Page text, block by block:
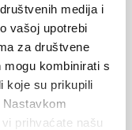
medija i
vašoj upotrebi
za društvene
mogu kombinirati s
koje su prikupili
prihvaćate našu
a uložena na e-